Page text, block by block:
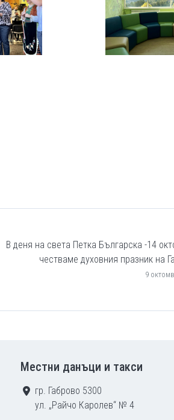
В деня на света Петка Българска -14
честваме духовния празник на
9
Местни данъци и такси
гр. Габрово 5300
ул. „Райчо Каролев“ № 4